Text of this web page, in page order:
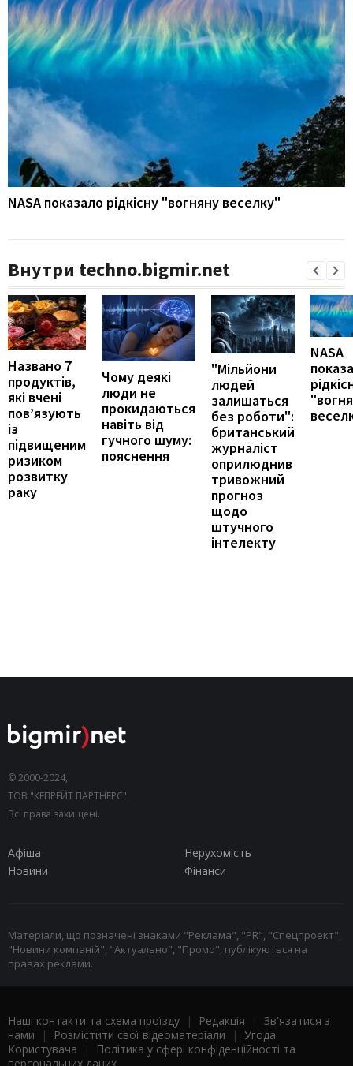
NASA показало рідкісну "вогняну веселку"
Внутри techno.bigmir.net
Названо 7
продуктів,
які вчені
пов’язують
із
підвищеним
ризиком
розвитку
раку
Чому деякі
люди не
прокидаються
навіть від
гучного шуму:
пояснення
"Мільйони
людей
залишаться
без роботи":
британський
журналіст
оприлюднив
тривожний
прогноз
щодо
штучного
інтелекту
NASA
© 2000-2024,
ТОВ "КЕПРЕЙТ ПАРТНЕРС".
Всі права захищені.
Афіша
Нерухомість
Новини
Фінанси
Матеріали, що позначені знаками "Реклама", "PR", "Спецпроект",
"Новини компаній", "Актуально", "Промо", публікуються на
правах реклами.
Наші контакти та схема проїзду | Редакція | Зв'язатися з
нами | Розмістити свої відеоматеріали | Угода
Користувача |
Політика у сфері конфіденційності та